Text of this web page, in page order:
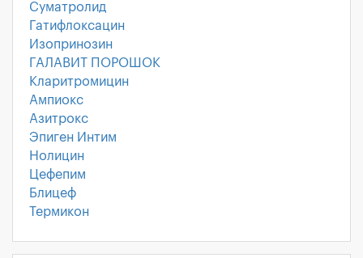
Суматролид
Гатифлоксацин
Изопринозин
ГАЛАВИТ ПОРОШОК
Кларитромицин
Ампиокс
Азитрокс
Эпиген Интим
Нолицин
Цефепим
Блицеф
Термикон